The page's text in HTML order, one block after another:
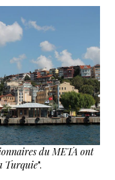
du META ont
Turquie".